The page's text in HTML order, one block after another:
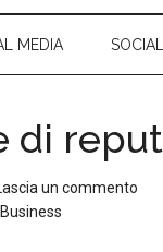
MEDIA
di
un commento